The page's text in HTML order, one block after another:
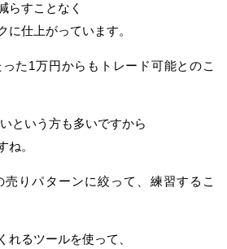
らすことなく
に仕上がっています。
た1万円からもトレード可能とのこ
という方も多いですから
ね。
りパターンに絞って、練習するこ
れるツールを使って、